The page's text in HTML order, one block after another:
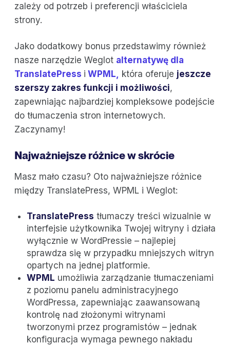
zależy od potrzeb i preferencji właściciela
strony.
Jako dodatkowy bonus przedstawimy również
nasze narzędzie Weglot alternatywę dla
TranslatePress i WPML, która oferuje jeszcze
szerszy zakres funkcji i możliwości,
zapewniając najbardziej kompleksowe podejście
do tłumaczenia stron internetowych.
Zaczynamy!
Najważniejsze różnice w skrócie
Masz mało czasu? Oto najważniejsze różnice
między TranslatePress, WPML i Weglot:
TranslatePress tłumaczy treści wizualnie w
interfejsie użytkownika Twojej witryny i działa
wyłącznie w WordPressie – najlepiej
sprawdza się w przypadku mniejszych witryn
opartych na jednej platformie.
WPML umożliwia zarządzanie tłumaczeniami
z poziomu panelu administracyjnego
WordPressa, zapewniając zaawansowaną
kontrolę nad złożonymi witrynami
tworzonymi przez programistów – jednak
konfiguracja wymaga pewnego nakładu